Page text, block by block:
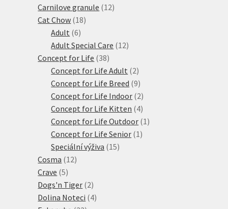
produkty
Carnilove granule 1212
Cat Chow 1818
Adult 66
produktů
Adult Special Care 1212
Concept for Life 3838
produktů
Concept for Life Adult 22
produkty
Concept for Life Breed 99
produktů
Concept for Life Indoor 22
produkty
Concept for Life Kitten 44
produkty
Concept for Life Outdoor 1 1
Concept for Life Senior 1 1
Speciální výživa 1515
Cosma 1212
Crave 55
produktů
Dogs'n Tiger 22
produkty
Dolina Noteci 44